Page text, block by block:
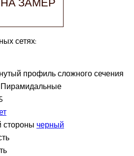
сетях:
профиль сложного сечения
Пирамидальные
сторонычерный